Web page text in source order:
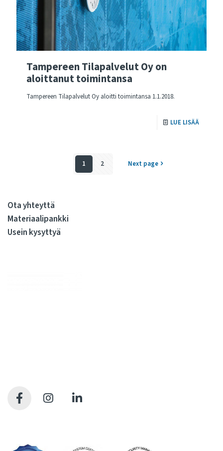
Tampereen Tilapalvelut Oy on
aloittanut toimintansa
Tampereen Tilapalvelut Oy aloitti toimintansa 1.1.2018.
LUE LISÄÄ
1 2 Next page
Ota yhteyttä
Materiaalipankki
Usein kysyttyä